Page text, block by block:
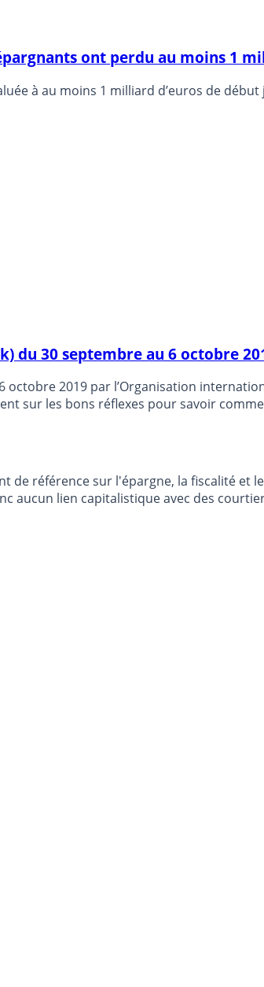
ont perdu au moins 1
à au moins 1 milliard d’euros de
du 30 septembre au 6 octobre
2019 par l’Organisation
sur les bons réflexes pour savoir
de référence sur l'épargne, la fiscalité
aucun lien capitalistique avec des